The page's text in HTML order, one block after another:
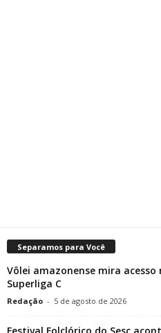
Separamos para Você
Vôlei amazonense mira
Superliga C
Redação - 5 de agosto de 2026
Festival Folclórico do Sesc